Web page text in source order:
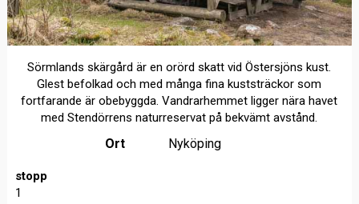
Sörmlands skärgård är en orörd skatt vid Östersjöns kust.
Glest befolkad och med många fina kuststräckor som
fortfarande är obebyggda. Vandrarhemmet ligger nära havet
med Stendörrens naturreservat på bekvämt avstånd.
Ort Nyköping
stopp
1